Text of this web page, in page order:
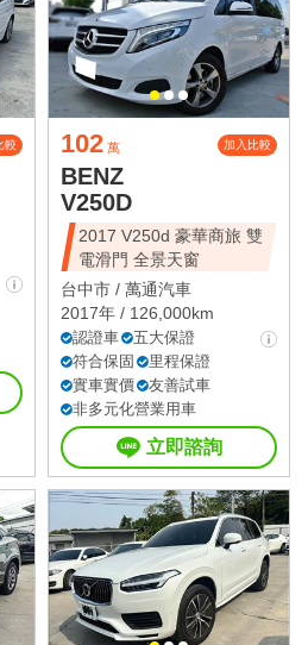
較 102 萬 加入比較
BENZ
V250D
2017 V250d 豪華商旅 雙
電滑門 全景天窗
台中市 / 萬通汽車
2017年 / 126,000km
認證車
五大保證
符合保固
里程保證
實車實價
友善試車
非多元化營業用車
立即諮詢